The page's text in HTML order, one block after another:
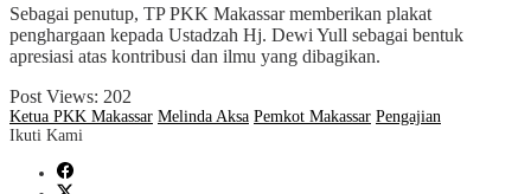
Sebagai penutup, TP PKK Makassar memberikan plakat
penghargaan kepada Ustadzah Hj. Dewi Yull sebagai bentuk
apresiasi atas kontribusi dan ilmu yang dibagikan.
Post Views: 202
Ketua PKK Makassar Melinda Aksa Pemkot Makassar Pengajian
Ikuti Kami